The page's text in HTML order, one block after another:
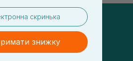
в Instagram
знижку